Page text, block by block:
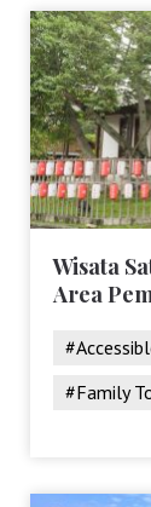
Wisata
Area
#Family